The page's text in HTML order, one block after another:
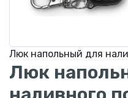
Люк напольный для
Люк